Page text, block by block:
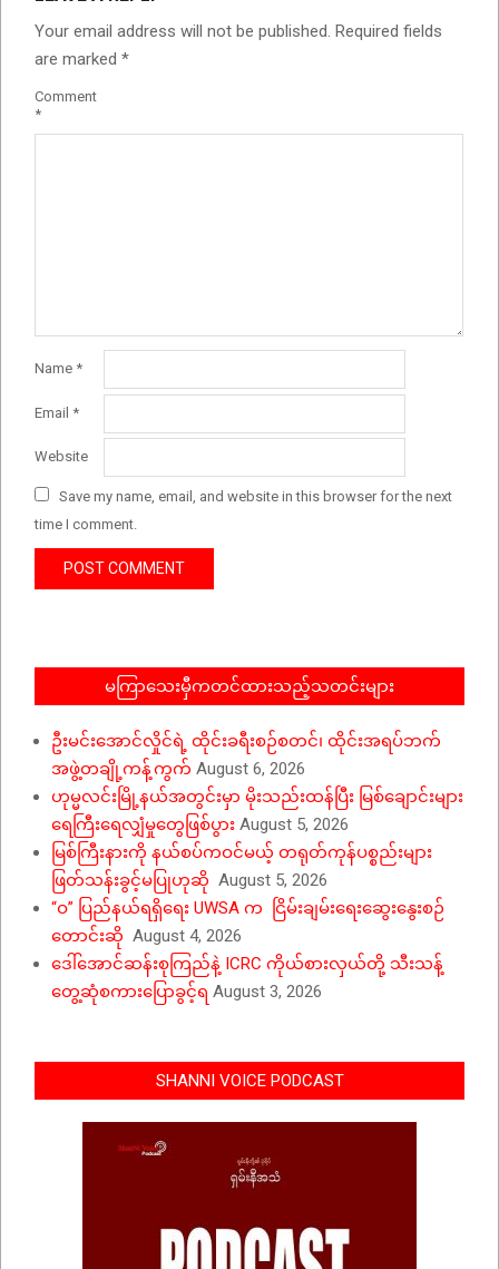
Your email address will not be published. Required fields
are marked *
Comment
*
Name *
Email *
Website
Save my name, email, and website in this browser for the next
time I comment.
မကြာသေးမှီကတင်ထားသည့်သတင်းများ
ဦးမင်းအောင်လှိုင်ရဲ့ ထိုင်းခရီးစဉ်စတင်၊ ထိုင်းအရပ်ဘက်
အဖွဲ့တချို့ကန့်ကွက် August 6, 2026
ဟုမ္မလင်းမြို့နယ်အတွင်းမှာ မိုးသည်းထန်ပြီး မြစ်ချောင်းများ
ရေကြီးရေလျှံမှုတွေဖြစ်ပွား August 5, 2026
မြစ်ကြီးနားကို နယ်စပ်ကဝင်မယ့် တရုတ်ကုန်ပစ္စည်းများ
ဖြတ်သန်းခွင့်မပြုဟုဆို August 5, 2026
“ဝ” ပြည်နယ်ရရှိရေး UWSA က ငြိမ်းချမ်းရေးဆွေးနွေးစဉ်
တောင်းဆို August 4, 2026
ဒေါ်အောင်ဆန်းစုကြည်နဲ့ ICRC ကိုယ်စားလှယ်တို့ သီးသန့်
တွေ့ဆုံစကားပြောခွင့်ရ August 3, 2026
SHANNI VOICE PODCAST